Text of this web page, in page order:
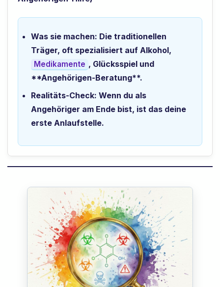
Was sie machen: Die traditionellen
Träger, oft spezialisiert auf Alkohol,
Medikamente , Glücksspiel und
**Angehörigen-Beratung**.
Realitäts-Check: Wenn du als
Angehöriger am Ende bist, ist das deine
erste Anlaufstelle.